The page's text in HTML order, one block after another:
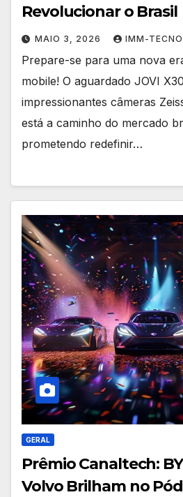
Revolucionar o Brasil
MAIO 3, 2026 IMM-
Prepare-se para uma nova
mobile! O aguardado JOVI
impressionantes câmeras
está a caminho do mercado
prometendo redefinir…
GERAL
Prêmio Canaltech:
Volvo Brilham no